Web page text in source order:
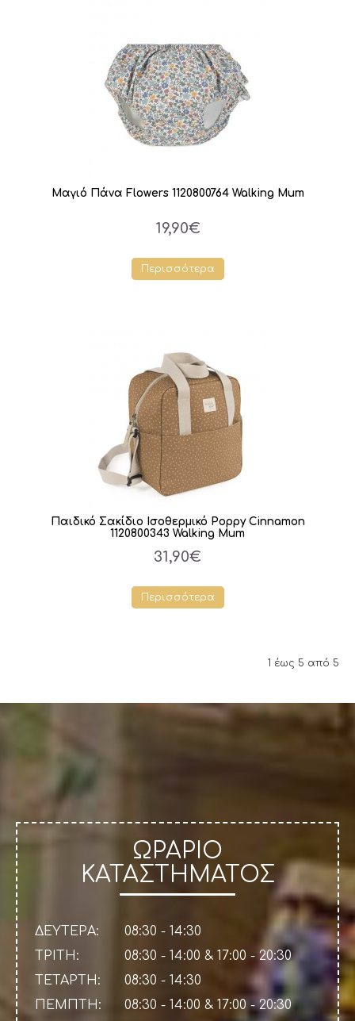
Μαγιό Πάνα Flowers 1120800764 Walking Mum
19,90€
Περισσότερα
Παιδικό Σακίδιο Ισοθερμικό Poppy Cinnamon
1120800343 Walking Mum
31,90€
Περισσότερα
1 έως 5 από 5
ΩΡΑΡΙΟ
ΚΑΤΑΣΤΗΜΑΤΟΣ
ΔΕΥΤΕΡΑ:
08:30 - 14:30
ΤΡΙΤΗ:
08:30 - 14:00 & 17:00 - 20:30
ΤΕΤΑΡΤΗ:
08:30 - 14:30
ΠΕΜΠΤΗ:
08:30 - 14:00 & 17:00 - 20:30